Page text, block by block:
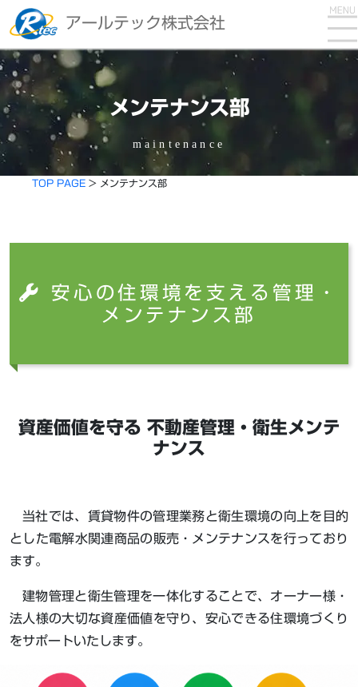
アールテック株式会社
メンテナンス部
maintenance
TOP PAGE > メンテナンス部
安心の住環境を支える管理・
メンテナンス部
資産価値を守る 不動産管理・衛生メンテ
ナンス
当社では、賃貸物件の管理業務と衛生環境の向上を目的
とした電解水関連商品の販売・メンテナンスを行っており
ます。
建物管理と衛生管理を一体化することで、オーナー様・
法人様の大切な資産価値を守り、安心できる住環境づくり
をサポートいたします。